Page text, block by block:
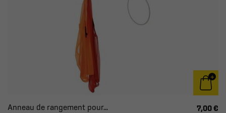
Anneau de rangement pour...
7,00 €